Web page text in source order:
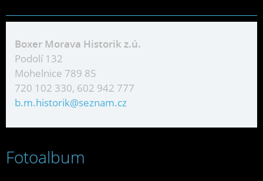
Boxer Morava Historik z.ú.
Podolí 132
Mohelnice 789 85
720 102 330, 602 942 777
b.m.historik@seznam.cz
Fotoalbum